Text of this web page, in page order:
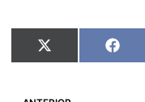
Compartir
en
X
(Twitter) en